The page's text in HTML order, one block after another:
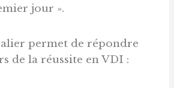
jour ».
permet de répondre
de la réussite en VDI :